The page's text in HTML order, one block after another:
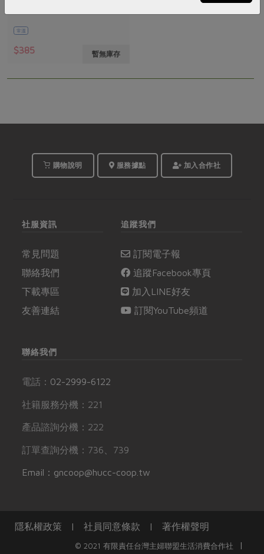
常溫
$385 暫無庫存
購物說明 服務據點 加入合作社
社服資訊
常見問題
聯絡我們
下載專區
友善連結
追蹤我們
訂閱電子報
追蹤Facebook專頁
加入LINE好友
訂閱YouTube頻道
聯絡我們
電話： 02-2999-6122
社籍服務分機：221
產品諮詢分機：222
訂單查詢分機：736、739
Email：gncoop@hucc-coop.tw
隱私權政策 | 社員同意條款 | 著作權聲明
© 2021 有限責任台灣主婦聯盟生活消費合作社 |